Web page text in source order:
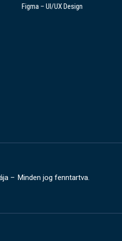
Figma – UI/UX Design
– Minden jog fenntartva.